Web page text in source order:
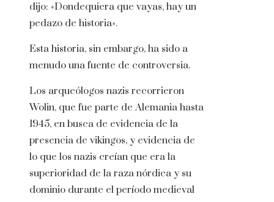
dijo: «Dondequiera que vayas, hay un
pedazo de historia».
Esta historia, sin embargo, ha sido a
menudo una fuente de controversia.
Los arqueólogos nazis recorrieron
Wolin, que fue parte de Alemania hasta
1945, en busca de evidencia de la
presencia de vikingos, y evidencia de
lo que los nazis creían que era la
superioridad de la raza nórdica y su
dominio durante el período medieval